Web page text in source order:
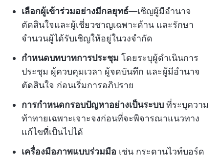
เลือกผู้เข้าร่วมอย่างมีกลยุทธ์—เชิญผู้มีอำนาจ
ตัดสินใจและผู้เชี่ยวชาญเฉพาะด้าน และรักษา
จำนวนผู้ได้รับเชิญให้อยู่ในวงจำกัด
กำหนดบทบาทการประชุม โดยระบุผู้ดำเนินการ
ประชุม ผู้ควบคุมเวลา ผู้จดบันทึก และผู้มีอำนาจ
ตัดสินใจ ก่อนเริ่มการอภิปราย
การกำหนดกรอบปัญหาอย่างเป็นระบบ ที่ระบุความ
ท้าทายเฉพาะเจาะจงก่อนที่จะพิจารณาแนวทาง
แก้ไขที่เป็นไปได้
เครื่องมือภาพแบบร่วมมือ เช่น กระดานไวท์บอร์ด